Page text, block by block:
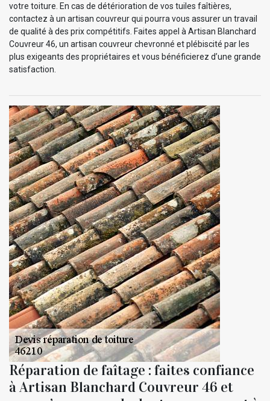
votre toiture. En cas de détérioration de vos tuiles faîtières,
contactez à un artisan couvreur qui pourra vous assurer un travail
de qualité à des prix compétitifs. Faites appel à Artisan Blanchard
Couvreur 46, un artisan couvreur chevronné et plébiscité par les
plus exigeants des propriétaires et vous bénéficierez d’une grande
satisfaction.
Réparation de faîtage : faites confiance
à Artisan Blanchard Couvreur 46 et